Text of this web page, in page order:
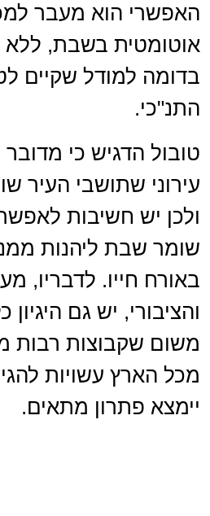
האפשרי הוא מעבר
אוטומטית בשבת, ללא
בדומה למודל שקיים
התנ"כי.
טובול הדגיש כי מדובר
עירוני שתושבי העיר
ולכן יש חשיבות
שומר שבת ליהנות
באורח חייו. לדבריו,
והציבורי, יש גם
משום שקבוצות רבות
מכל הארץ עשויות
יימצא פתרון מתאים.